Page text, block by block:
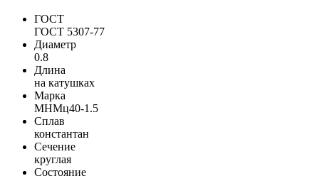
ГОСТ
ГОСТ 5307-77
Диаметр
0.8
Длина
на катушках
Марка
МНМц40-1.5
Сплав
константан
Сечение
круглая
Состояние